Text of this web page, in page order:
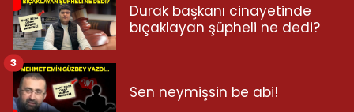
Durak başkanı cinayetinde
bıçaklayan şüpheli ne dedi?
Sen neymişsin be abi!
3